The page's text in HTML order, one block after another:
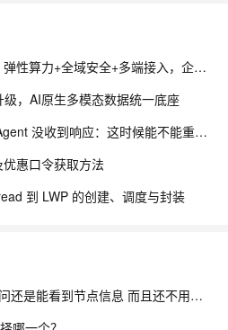
深度解析阿里云无影云电脑：弹性算力+全域安全+多端接入，企业办公新范式
，AI原生多模态数据统一底座
退款接口可能已经成功，但 Agent 没收到响应：这时候能不能重试？
惠口令获取方法
到 LWP 的创建、调度与封装
Nacos设置了security.但是访问还是能看到节点信息 而且还不用验证身份怎么办？